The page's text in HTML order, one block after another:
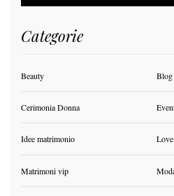
Categorie
Beauty Blog
Cerimonia Donna
Idee matrimonio
Matrimoni vip